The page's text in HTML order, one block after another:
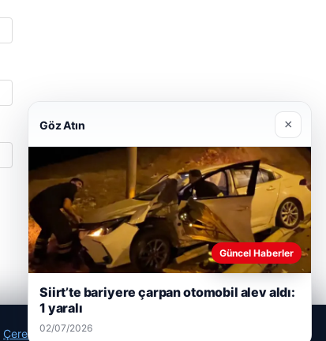
Çerez Politikamız
Göz Atın ×
Güncel Haberler
Siirt’te bariyere çarpan otomobil alev aldı:
1 yaralı
02/07/2026